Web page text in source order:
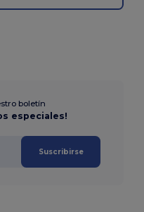
boletín
especiales!
Suscribirse